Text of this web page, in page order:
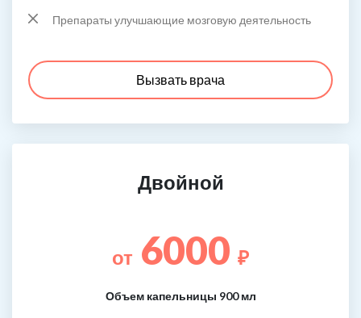
Препараты улучшающие мозговую деятельность
Вызвать врача
Двойной
от 6000 ₽
Объем капельницы 900 мл